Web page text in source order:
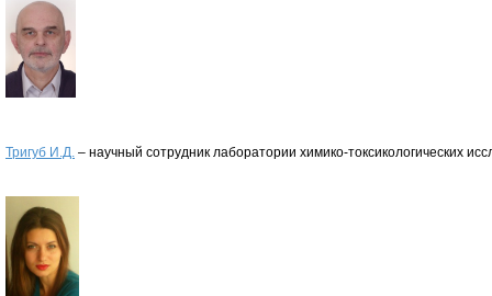
Тригуб И.Д. – научный сотрудник лаборатории химико-токсикологических